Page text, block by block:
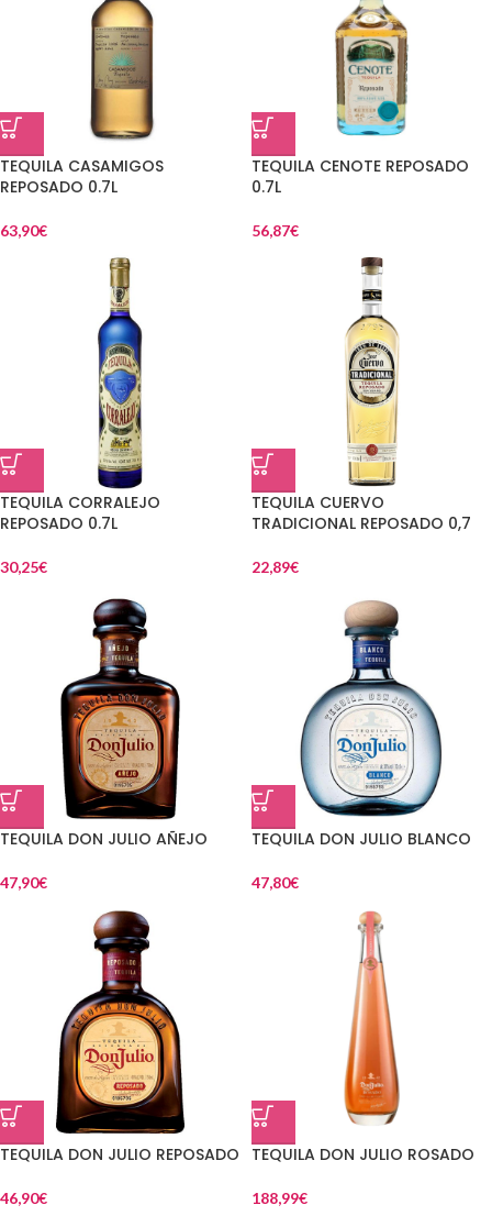
TEQUILA CASAMIGOS
REPOSADO 0.7L
63,90€
TEQUILA CENOTE REPOSADO
0.7L
56,87€
TEQUILA CORRALEJO
REPOSADO 0.7L
30,25€
TEQUILA CUERVO
TRADICIONAL REPOSADO 0,7
22,89€
TEQUILA DON JULIO AÑEJO
47,90€
TEQUILA DON JULIO BLANCO
47,80€
TEQUILA DON JULIO REPOSADO
46,90€
TEQUILA DON JULIO ROSADO
188,99€